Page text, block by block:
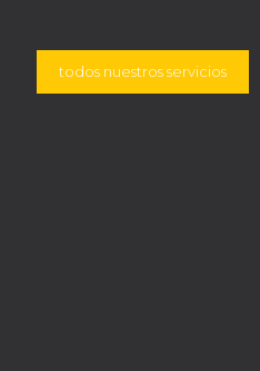
todos nuestros servicios